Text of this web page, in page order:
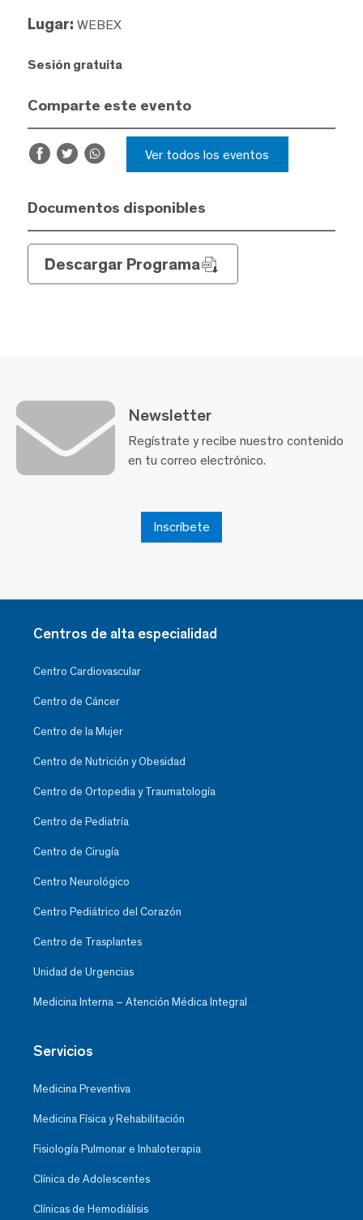
Lugar: WEBEX
Sesión gratuita
Comparte este evento
Ver todos los eventos
Documentos disponibles
Descargar Programa
Newsletter
Regístrate y recibe nuestro contenido
en tu correo electrónico.
Inscríbete
Centros de alta especialidad
Centro Cardiovascular
Centro de Cáncer
Centro de la Mujer
Centro de Nutrición y Obesidad
Centro de Ortopedia y Traumatología
Centro de Pediatría
Centro de Cirugía
Centro Neurológico
Centro Pediátrico del Corazón
Centro de Trasplantes
Unidad de Urgencias
Medicina Interna – Atención Médica Integral
Servicios
Medicina Preventiva
Medicina Física y Rehabilitación
Fisiología Pulmonar e Inhaloterapia
Clínica de Adolescentes
Clínicas de Hemodiálisis